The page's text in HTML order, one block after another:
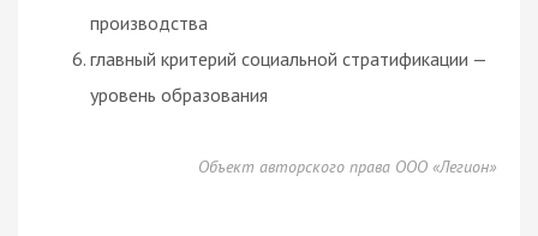
производства
главный критерий социальной стратификации —
уровень образования
Объект авторского права ООО «Легион»